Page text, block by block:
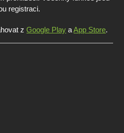
registraci.
zGoogle Play aApp Store.